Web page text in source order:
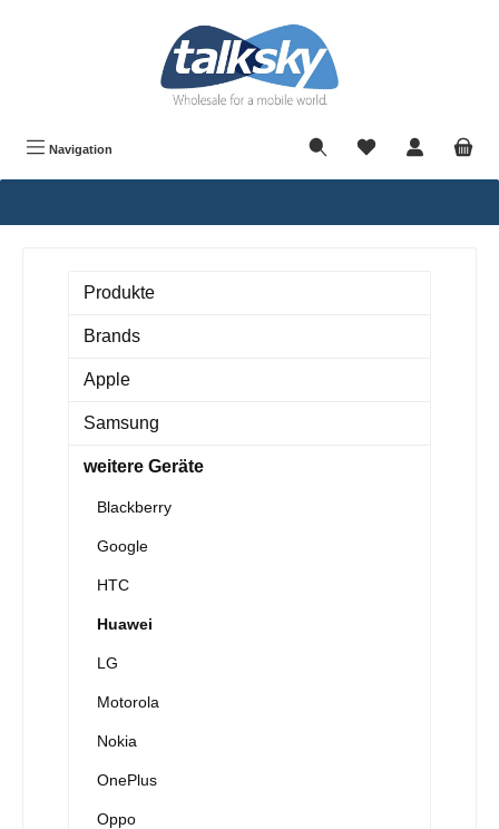
Navigation
Produkte
Brands
Apple
Samsung
weitere Geräte
Blackberry
Google
HTC
Huawei
LG
Motorola
Nokia
OnePlus
Oppo